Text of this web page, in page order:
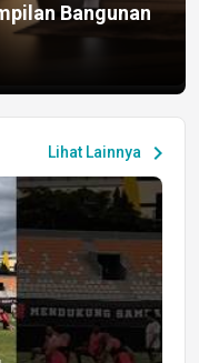
Bangunan
Lihat Lainnya chevron_right